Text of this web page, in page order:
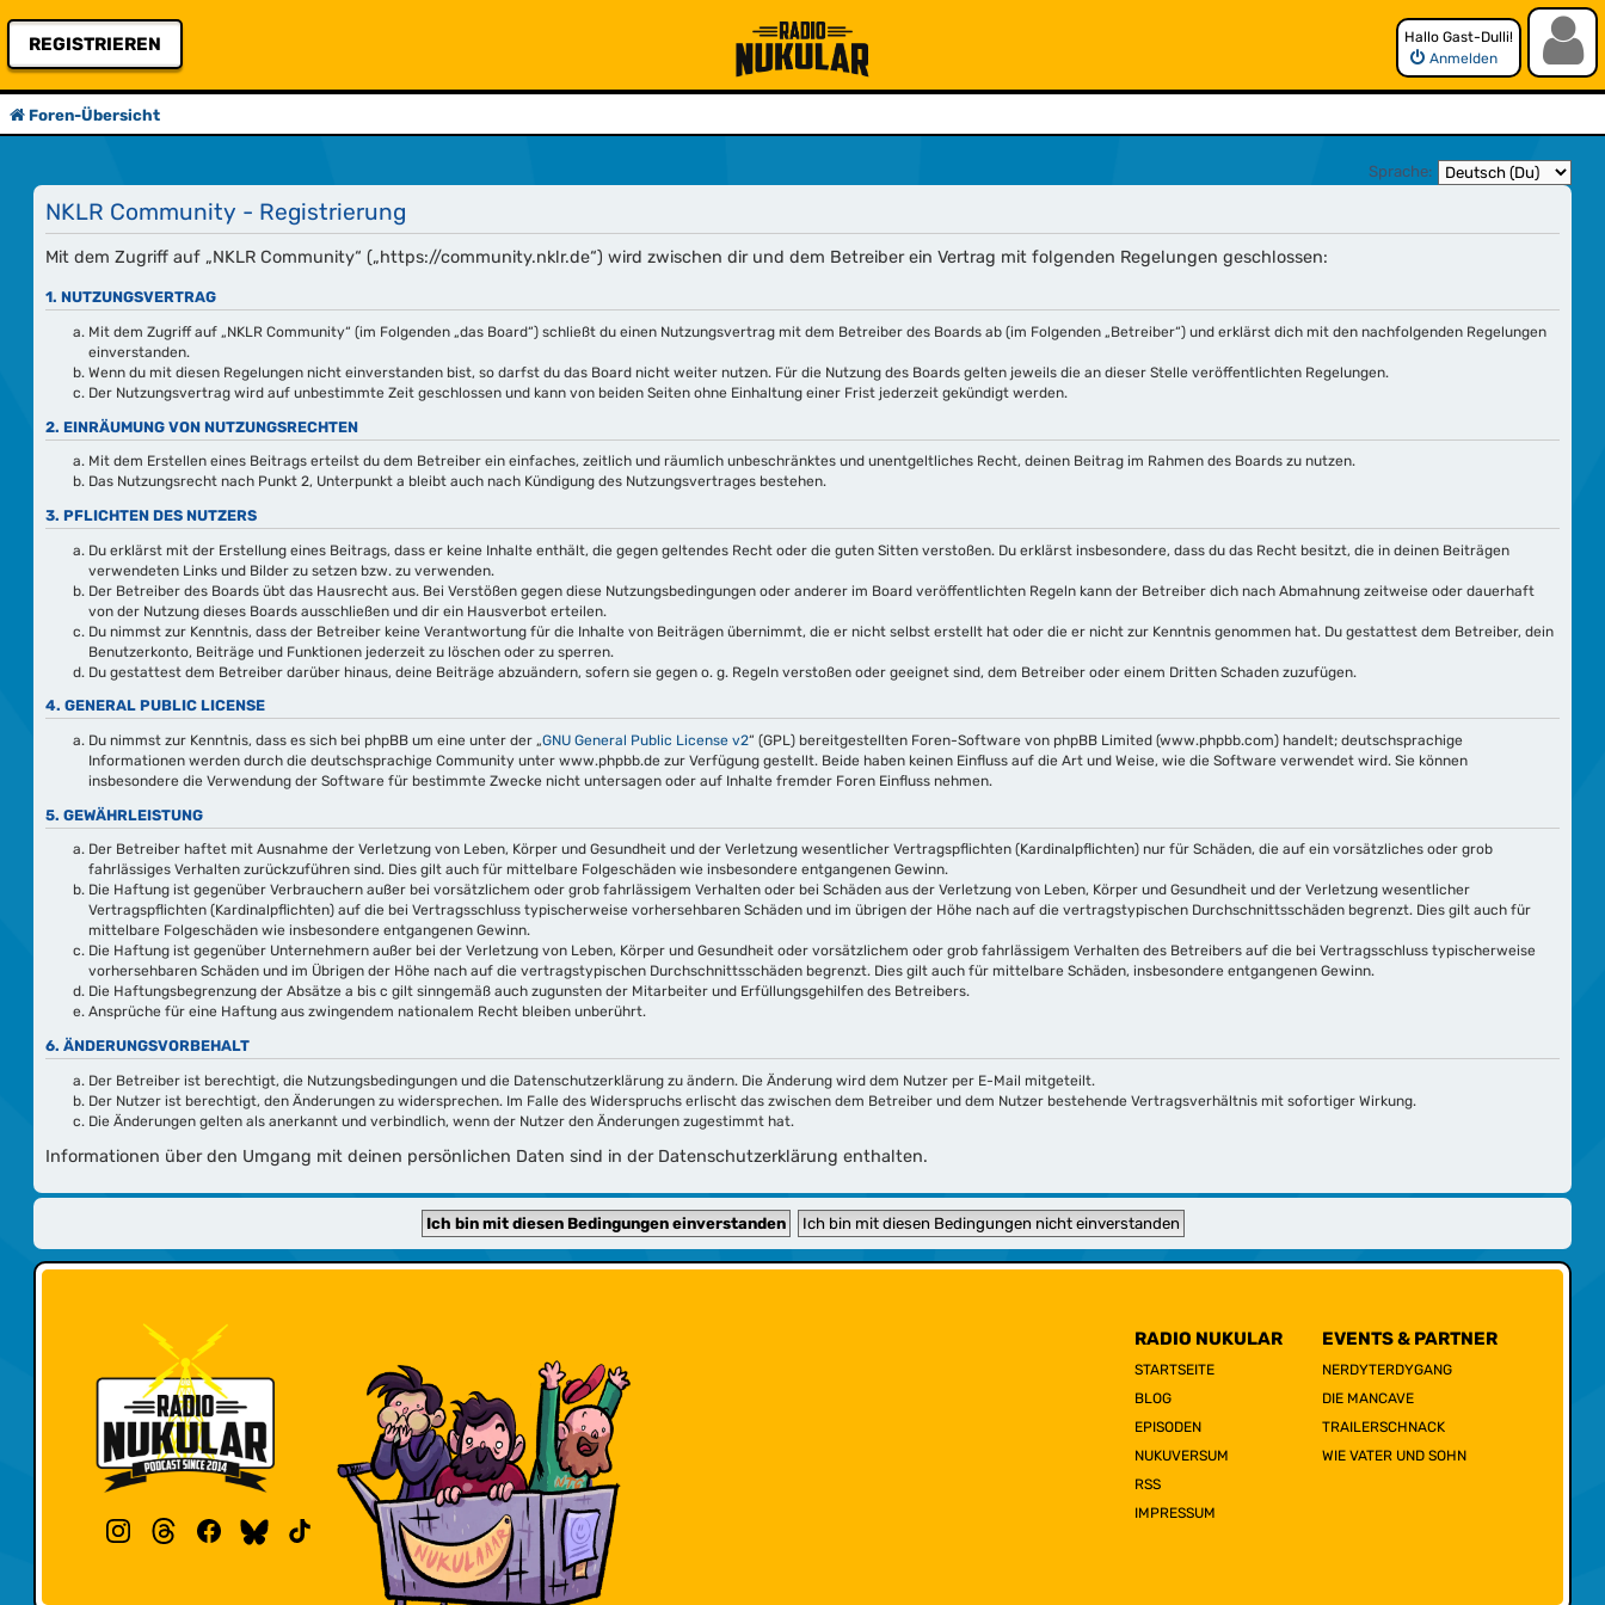
Hallo Gast-Dulli!
Anmelden
REGISTRIEREN
Foren-Übersicht
Sprache:
NKLR Community - Registrierung
Mit dem Zugriff auf „NKLR Community“ („https://community.nklr.de“) wird zwischen dir und dem Betreiber ein Vertrag mit folgenden Regelungen geschlossen:
1. NUTZUNGSVERTRAG
Mit dem Zugriff auf „NKLR Community“ (im Folgenden „das Board“) schließt du einen Nutzungsvertrag mit dem Betreiber des Boards ab (im Folgenden „Betreiber“) und erklärst dich mit den nachfolgenden Regelungen
einverstanden.
Wenn du mit diesen Regelungen nicht einverstanden bist, so darfst du das Board nicht weiter nutzen. Für die Nutzung des Boards gelten jeweils die an dieser Stelle veröffentlichten Regelungen.
Der Nutzungsvertrag wird auf unbestimmte Zeit geschlossen und kann von beiden Seiten ohne Einhaltung einer Frist jederzeit gekündigt werden.
2. EINRÄUMUNG VON NUTZUNGSRECHTEN
Mit dem Erstellen eines Beitrags erteilst du dem Betreiber ein einfaches, zeitlich und räumlich unbeschränktes und unentgeltliches Recht, deinen Beitrag im Rahmen des Boards zu nutzen.
Das Nutzungsrecht nach Punkt 2, Unterpunkt a bleibt auch nach Kündigung des Nutzungsvertrages bestehen.
3. PFLICHTEN DES NUTZERS
Du erklärst mit der Erstellung eines Beitrags, dass er keine Inhalte enthält, die gegen geltendes Recht oder die guten Sitten verstoßen. Du erklärst insbesondere, dass du das Recht besitzt, die in deinen Beiträgen
verwendeten Links und Bilder zu setzen bzw. zu verwenden.
Der Betreiber des Boards übt das Hausrecht aus. Bei Verstößen gegen diese Nutzungsbedingungen oder anderer im Board veröffentlichten Regeln kann der Betreiber dich nach Abmahnung zeitweise oder dauerhaft
von der Nutzung dieses Boards ausschließen und dir ein Hausverbot erteilen.
Du nimmst zur Kenntnis, dass der Betreiber keine Verantwortung für die Inhalte von Beiträgen übernimmt, die er nicht selbst erstellt hat oder die er nicht zur Kenntnis genommen hat. Du gestattest dem Betreiber, dein
Benutzerkonto, Beiträge und Funktionen jederzeit zu löschen oder zu sperren.
Du gestattest dem Betreiber darüber hinaus, deine Beiträge abzuändern, sofern sie gegen o. g. Regeln verstoßen oder geeignet sind, dem Betreiber oder einem Dritten Schaden zuzufügen.
4. GENERAL PUBLIC LICENSE
Du nimmst zur Kenntnis, dass es sich bei phpBB um eine unter der „GNU General Public License v2“ (GPL) bereitgestellten Foren-Software von phpBB Limited (www.phpbb.com) handelt; deutschsprachige
Informationen werden durch die deutschsprachige Community unter www.phpbb.de zur Verfügung gestellt. Beide haben keinen Einfluss auf die Art und Weise, wie die Software verwendet wird. Sie können
insbesondere die Verwendung der Software für bestimmte Zwecke nicht untersagen oder auf Inhalte fremder Foren Einfluss nehmen.
5. GEWÄHRLEISTUNG
Der Betreiber haftet mit Ausnahme der Verletzung von Leben, Körper und Gesundheit und der Verletzung wesentlicher Vertragspflichten (Kardinalpflichten) nur für Schäden, die auf ein vorsätzliches oder grob
fahrlässiges Verhalten zurückzuführen sind. Dies gilt auch für mittelbare Folgeschäden wie insbesondere entgangenen Gewinn.
Die Haftung ist gegenüber Verbrauchern außer bei vorsätzlichem oder grob fahrlässigem Verhalten oder bei Schäden aus der Verletzung von Leben, Körper und Gesundheit und der Verletzung wesentlicher
Vertragspflichten (Kardinalpflichten) auf die bei Vertragsschluss typischerweise vorhersehbaren Schäden und im übrigen der Höhe nach auf die vertragstypischen Durchschnittsschäden begrenzt. Dies gilt auch für
mittelbare Folgeschäden wie insbesondere entgangenen Gewinn.
Die Haftung ist gegenüber Unternehmern außer bei der Verletzung von Leben, Körper und Gesundheit oder vorsätzlichem oder grob fahrlässigem Verhalten des Betreibers auf die bei Vertragsschluss typischerweise
vorhersehbaren Schäden und im Übrigen der Höhe nach auf die vertragstypischen Durchschnittsschäden begrenzt. Dies gilt auch für mittelbare Schäden, insbesondere entgangenen Gewinn.
Die Haftungsbegrenzung der Absätze a bis c gilt sinngemäß auch zugunsten der Mitarbeiter und Erfüllungsgehilfen des Betreibers.
Ansprüche für eine Haftung aus zwingendem nationalem Recht bleiben unberührt.
6. ÄNDERUNGSVORBEHALT
Der Betreiber ist berechtigt, die Nutzungsbedingungen und die Datenschutzerklärung zu ändern. Die Änderung wird dem Nutzer per E-Mail mitgeteilt.
Der Nutzer ist berechtigt, den Änderungen zu widersprechen. Im Falle des Widerspruchs erlischt das zwischen dem Betreiber und dem Nutzer bestehende Vertragsverhältnis mit sofortiger Wirkung.
Die Änderungen gelten als anerkannt und verbindlich, wenn der Nutzer den Änderungen zugestimmt hat.
Informationen über den Umgang mit deinen persönlichen Daten sind in der Datenschutzerklärung enthalten.
RADIO NUKULAR
STARTSEITE
BLOG
EPISODEN
NUKUVERSUM
RSS
IMPRESSUM
EVENTS & PARTNER
NERDYTERDYGANG
DIE MANCAVE
TRAILERSCHNACK
WIE VATER UND SOHN